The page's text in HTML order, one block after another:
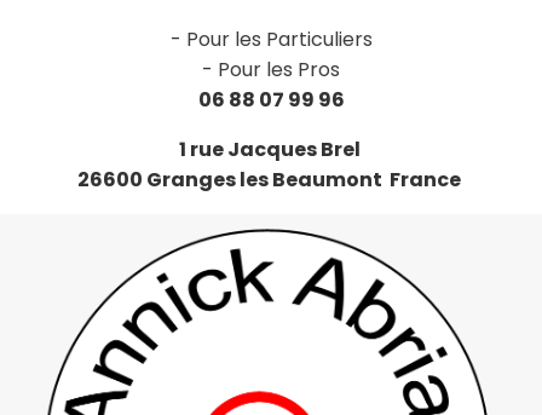
- Pour les Particuliers
- Pour les Pros
06 88 07 99 96
1 rue Jacques Brel
26600 Granges les Beaumont France